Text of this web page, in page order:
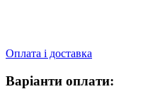
Оплата і доставка
Варіанти оплати: